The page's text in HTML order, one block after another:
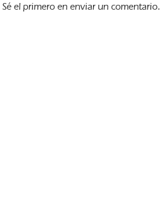
el primero en enviar un comentario.